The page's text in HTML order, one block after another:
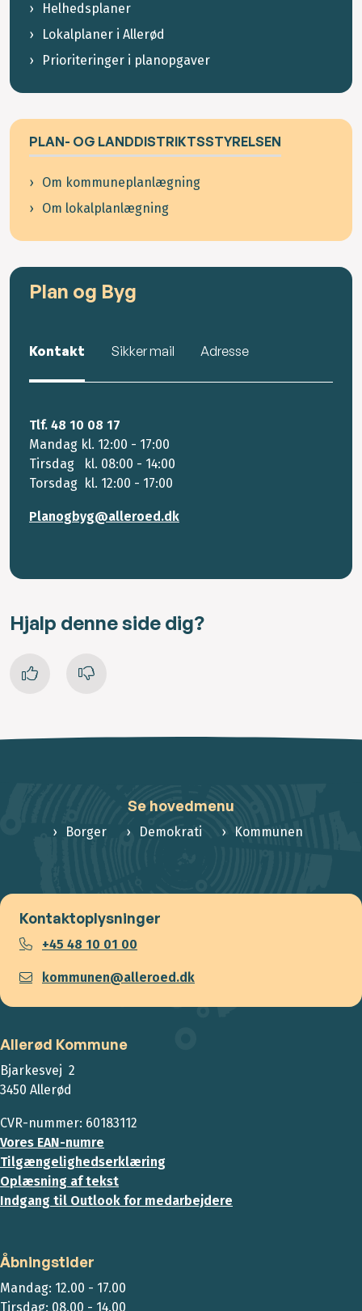
Helhedsplaner
Lokalplaner i Allerød
Prioriteringer i planopgaver
PLAN- OG LANDDISTRIKTSSTYRELSEN
Om kommuneplanlægning
Om lokalplanlægning
Plan og Byg
Kontakt Sikker mail Adresse
Tlf. 48 10 08 17
Mandag kl. 12:00 - 17:00
Tirsdag kl. 08:00 - 14:00
Torsdag kl. 12:00 - 17:00
Planogbyg@alleroed.dk
Hjalp denne side dig?
Se hovedmenu
Borger Demokrati Kommunen
Kontaktoplysninger
+45 48 10 01 00
kommunen@alleroed.dk
Allerød Kommune
Bjarkesvej 2
3450 Allerød
CVR-nummer: 60183112
Vores EAN-numre
Tilgængelighedserklæring
Oplæsning af tekst
Indgang til Outlook for medarbejdere
Åbningstider
Mandag: 12.00 - 17.00
Tirsdag: 08.00 - 14.00